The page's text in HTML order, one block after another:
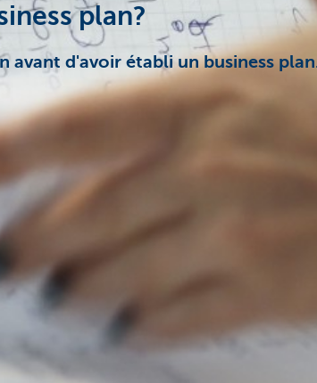
plan?
avant d'avoir établi un business